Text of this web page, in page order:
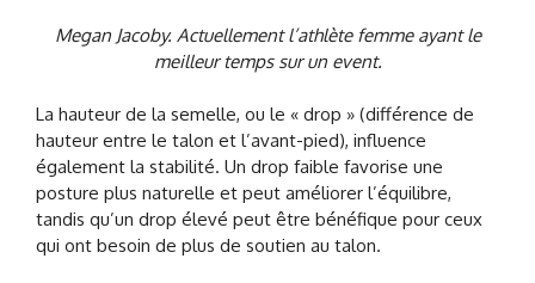
Megan Jacoby. Actuellement l’athlète femme ayant le
meilleur temps sur un event.
La hauteur de la semelle, ou le « drop » (différence de
hauteur entre le talon et l’avant-pied), influence
également la stabilité. Un drop faible favorise une
posture plus naturelle et peut améliorer l’équilibre,
tandis qu’un drop élevé peut être bénéfique pour ceux
qui ont besoin de plus de soutien au talon.